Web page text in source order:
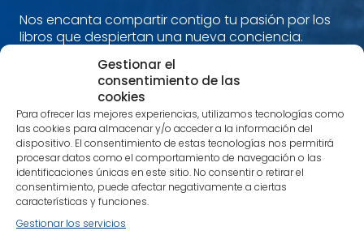
Gestionar el
consentimiento de las
cookies
Para ofrecer las mejores experiencias, utilizamos tecnologías como
las cookies para almacenar y/o acceder a la información del
dispositivo. El consentimiento de estas tecnologías nos permitirá
procesar datos como el comportamiento de navegación o las
identificaciones únicas en este sitio. No consentir o retirar el
consentimiento, puede afectar negativamente a ciertas
características y funciones.
Gestionar los servicios
Nos encanta compartir contigo tu pasión por los
libros que despiertan una nueva conciencia.
recomendaciones.
¡Estamos en contacto!
Nombre *
Correo electrónico*